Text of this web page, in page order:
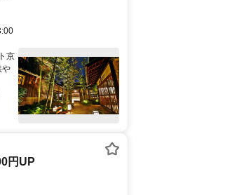
京
や
円UP